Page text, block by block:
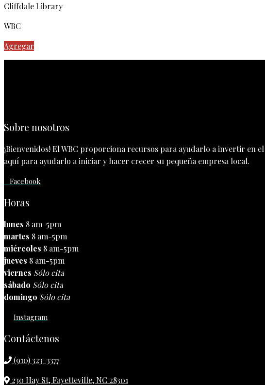
Cliffdale Library
WBC
Agregar
Sobre nosotros
¡Bienvenidos! El WBC proporciona recursos para ayudarlo a invertir en
aquí para ayudarlo a iniciar y hacer crecer su pequeña empresa local.
Facebook
Horas
lunes 8 am-5pm
martes 8 am-5pm
miércoles 8 am-5pm
jueves 8 am-5pm
viernes Sólo cita
sábado Sólo cita
domingo Sólo cita
Instagram
Contáctenos
(910) 323-3377
230 Hay St, Fayetteville, NC 28301